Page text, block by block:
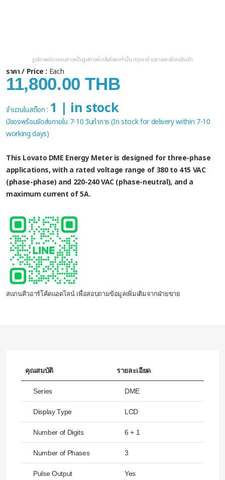
รูปภาพประกอบอาจเป็นรูปภาพใกล้เคียงเท่านั้น กรุณาอ่านรายละเอียดสินค้า
ราคา / Price : Each
11,800.00 THB
จำนวนในสต็อก : 1 | in stock
มีของพร้อมจัดส่งภายใน 7-10 วันทำการ (In stock for delivery within 7-10
working days)
This Lovato DME Energy Meter is designed for three-phase
applications, with a rated voltage range of 380 to 415 VAC
(phase-phase) and 220-240 VAC (phase-neutral), and a
maximum current of 5A.
สแกนคิวอาร์โค้ดแอดไลน์ เพื่อสอบถามข้อมูลเพิ่มเติมจากฝ่ายขาย
คุณสมบัติ รายละเอียด
Series DME
Display Type LCD
Number of Digits 6 + 1
Number of Phases 3
Pulse Output Yes